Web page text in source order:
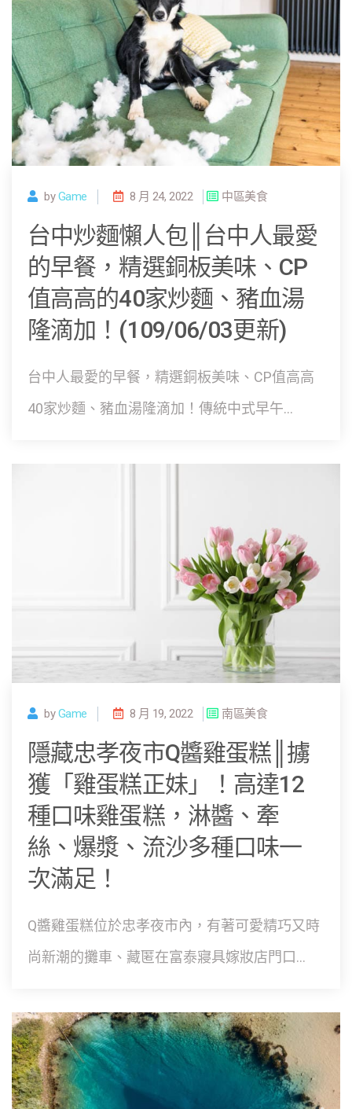
byGame 8 月 24, 2022 中區美食
台中炒麵懶人包║台中人最愛
的早餐，精選銅板美味、CP
值高高的40家炒麵、豬血湯
隆滴加！(109/06/03更新)
台中人最愛的早餐，精選銅板美味、CP值高高
40家炒麵、豬血湯隆滴加！傳統中式早午...
byGame 8 月 19, 2022 南區美食
隱藏忠孝夜市Q醬雞蛋糕║擄
獲「雞蛋糕正妹」！高達12
種口味雞蛋糕，淋醬、牽
絲、爆漿、流沙多種口味一
次滿足！
Q醬雞蛋糕位於忠孝夜市內，有著可愛精巧又時
尚新潮的攤車、藏匿在富泰寢具嫁妝店門口...